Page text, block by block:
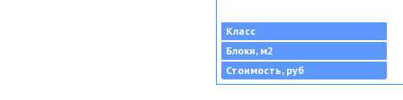
Класс
Блоки, м2
Стоимость, руб